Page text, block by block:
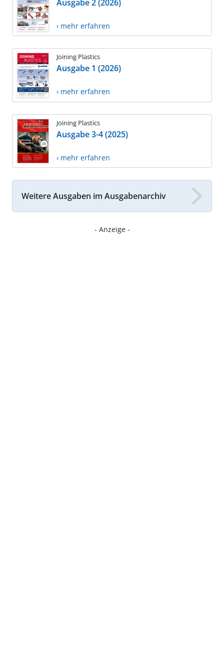
Ausgabe 2 (2026)
› mehr erfahren
Joining Plastics
Ausgabe 1 (2026)
› mehr erfahren
Joining Plastics
Ausgabe 3-4 (2025)
› mehr erfahren
Weitere Ausgaben im Ausgabenarchiv
- Anzeige -